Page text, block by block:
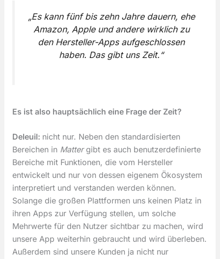
„Es kann fünf bis zehn Jahre dauern, ehe
Amazon, Apple und andere wirklich zu
den Hersteller-Apps aufgeschlossen
haben. Das gibt uns Zeit.“
Es ist also hauptsächlich eine Frage der Zeit?
Deleuil: nicht nur. Neben den standardisierten
Bereichen in Mattergibt es auch benutzerdefinierte
Bereiche mit Funktionen, die vom Hersteller
entwickelt und nur von dessen eigenem Ökosystem
interpretiert und verstanden werden können.
Solange die großen Plattformen uns keinen Platz in
ihren Apps zur Verfügung stellen, um solche
Mehrwerte für den Nutzer sichtbar zu machen, wird
unsere App weiterhin gebraucht und wird überleben.
Außerdem sind unsere Kunden ja nicht nur